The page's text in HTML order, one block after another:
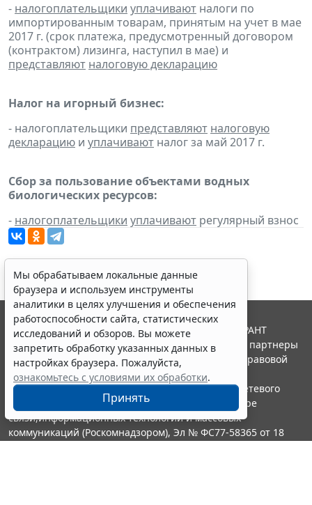
- налогоплательщики уплачивают налоги по
импортированным товарам, принятым на учет в мае
2017 г. (срок платежа, предусмотренный договором
(контрактом) лизинга, наступил в мае) и
представляют налоговую декларацию
Налог на игорный бизнес:
- налогоплательщики представляют налоговую
декларацию и уплачивают налог за май 2017 г.
Сбор за пользование объектами водных
биологических ресурсов:
- налогоплательщики уплачивают регулярный взнос
Мы обрабатываем локальные данные
браузера и используем инструменты
аналитики в целях улучшения и обеспечения
работоспособности сайта, статистических
исследований и обзоров. Вы можете
запретить обработку указанных данных в
настройках браузера. Пожалуйста,
ознакомьтесь с условиями их обработки.
Принять
© ООО "НПП "ГАРАНТ-СЕРВИС", 2026. Система ГАРАНТ
выпускается с 1990 года. Компания "Гарант" и ее партнеры
являются участниками Российской ассоциации правовой
информации ГАРАНТ.
Портал ГАРАНТ.РУ зарегистрирован в качестве сетевого
издания Федеральной службой по надзору в сфере
связи,информационных технологий и массовых
коммуникаций (Роскомнадзором), Эл № ФС77-58365 от 18